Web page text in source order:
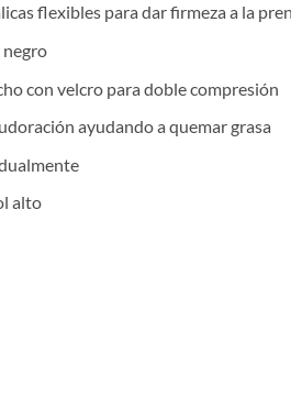
flexibles para dar firmeza a la
negro
con velcro para doble compresión
ayudando a quemar grasa
alto